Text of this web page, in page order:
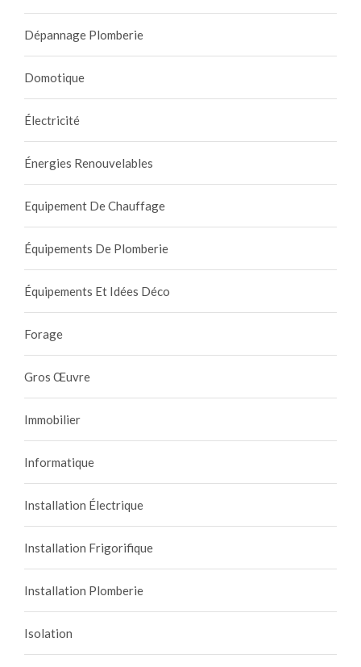
Dépannage Plomberie
Domotique
Électricité
Énergies Renouvelables
Equipement De Chauffage
Équipements De Plomberie
Équipements Et Idées Déco
Forage
Gros Œuvre
Immobilier
Informatique
Installation Électrique
Installation Frigorifique
Installation Plomberie
Isolation